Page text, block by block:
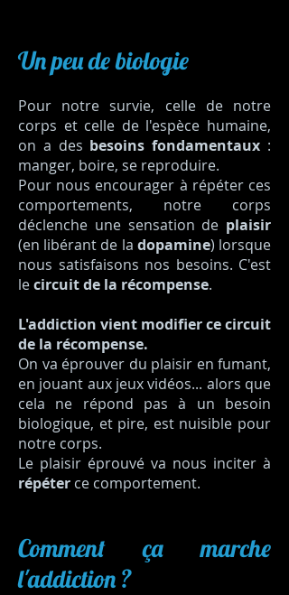
Un peu de biologie
Pour notre survie, celle de notre
corps et celle de l'espèce humaine,
on a des besoins fondamentaux :
manger, boire, se reproduire.
Pour nous encourager à répéter ces
comportements, notre corps
déclenche une sensation de plaisir
(en libérant de la dopamine) lorsque
nous satisfaisons nos besoins. C'est
lecircuit de la récompense.
L'addiction vient modifier ce circuit
de la récompense.
On va éprouver du plaisir en fumant,
en jouant aux jeux vidéos... alors que
cela ne répond pas à un besoin
biologique, et pire, est nuisible pour
notre corps.
Le plaisir éprouvé va nous inciter à
répéter ce comportement.
Comment ça marche
l'addiction ?